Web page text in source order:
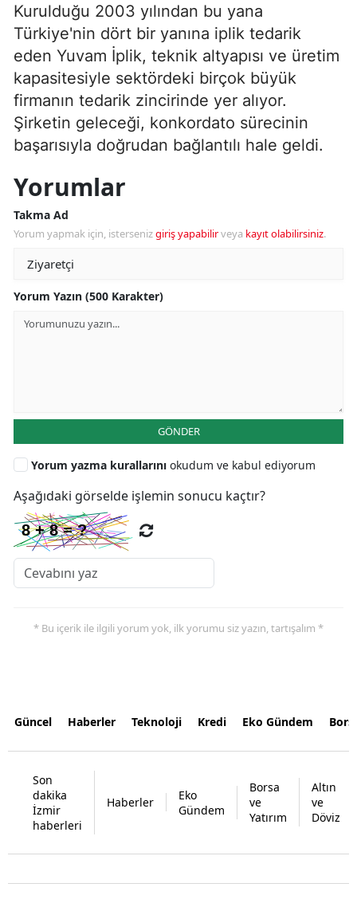
Kurulduğu 2003 yılından bu yana
Türkiye'nin dört bir yanına iplik tedarik
eden Yuvam İplik, teknik altyapısı ve üretim
kapasitesiyle sektördeki birçok büyük
firmanın tedarik zincirinde yer alıyor.
Şirketin geleceği, konkordato sürecinin
başarısıyla doğrudan bağlantılı hale geldi.
Yorumlar
Takma Ad
Yorum yapmak için, istersenizgiriş yapabilirveya kayıt olabilirsiniz.
Yorum Yazın (500 Karakter)
GÖNDER
Yorum yazma kurallarını okudum ve kabul ediyorum
Aşağıdaki görselde işlemin sonucu kaçtır?
* Bu içerik ile ilgili yorum yok, ilk yorumu siz yazın, tartışalım *
Güncel Haberler Teknoloji Kredi Eko Gündem
Son
dakika
İzmir
haberleri
Haberler
Eko
Gündem
Borsa
ve
Yatırım
Altın
ve
Döviz